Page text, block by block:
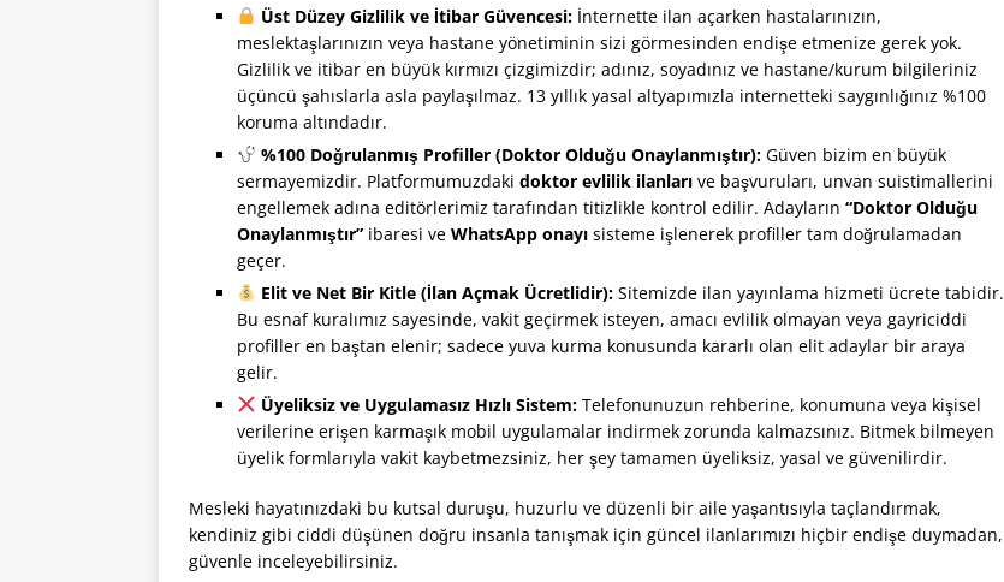
Üst Düzey Gizlilik ve İtibar Güvencesi:İnternette ilan açarken hastalarınızın,
meslektaşlarınızın veya hastane yönetiminin sizi görmesinden endişe etmenize gerek yok.
Gizlilik ve itibar en büyük kırmızı çizgimizdir; adınız, soyadınız ve hastane/kurum bilgileriniz
üçüncü şahıslarla asla paylaşılmaz. 13 yıllık yasal altyapımızla internetteki saygınlığınız %100
koruma altındadır.
%100 Doğrulanmış Profiller (Doktor Olduğu Onaylanmıştır):Güven bizim en büyük
sermayemizdir. Platformumuzdaki doktor evlilik ilanları ve başvuruları, unvan suistimallerini
engellemek adına editörlerimiz tarafından titizlikle kontrol edilir. Adayların “Doktor Olduğu
Onaylanmıştır” ibaresi ve WhatsApp onayı sisteme işlenerek profiller tam doğrulamadan
geçer.
Elit ve Net Bir Kitle (İlan Açmak Ücretlidir):Sitemizde ilan yayınlama hizmeti ücrete tabidir.
Bu esnaf kuralımız sayesinde, vakit geçirmek isteyen, amacı evlilik olmayan veya gayriciddi
profiller en baştan elenir; sadece yuva kurma konusunda kararlı olan elit adaylar bir araya
gelir.
Üyeliksiz ve Uygulamasız Hızlı Sistem:Telefonunuzun rehberine, konumuna veya kişisel
verilerine erişen karmaşık mobil uygulamalar indirmek zorunda kalmazsınız. Bitmek bilmeyen
üyelik formlarıyla vakit kaybetmezsiniz, her şey tamamen üyeliksiz, yasal ve güvenilirdir.
Mesleki hayatınızdaki bu kutsal duruşu, huzurlu ve düzenli bir aile yaşantısıyla taçlandırmak,
kendiniz gibi ciddi düşünen doğru insanla tanışmak için güncel ilanlarımızı hiçbir endişe duymadan,
güvenle inceleyebilirsiniz.